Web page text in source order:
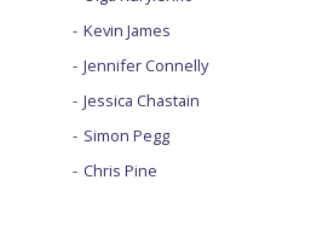
Kevin James
Jennifer Connelly
Jessica Chastain
Simon Pegg
Chris Pine